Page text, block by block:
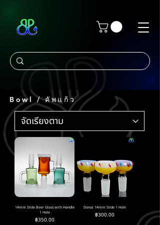
Bowl / คัพแก้ว
14mm Slide Beer Glass with Handle
1 Hole
ราคา
฿350.00
Donut 14mm Slide 1 Hole
ราคา
฿300.00